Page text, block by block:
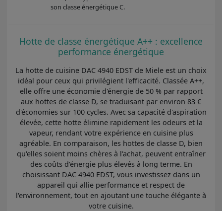
son classe énergétique C.
Hotte de classe énergétique A++ : excellence
performance énergétique
La hotte de cuisine DAC 4940 EDST de Miele est un choix
idéal pour ceux qui privilégient l'efficacité. Classée A++,
elle offre une économie d'énergie de 50 % par rapport
aux hottes de classe D, se traduisant par environ 83 €
d'économies sur 100 cycles. Avec sa capacité d'aspiration
élevée, cette hotte élimine rapidement les odeurs et la
vapeur, rendant votre expérience en cuisine plus
agréable. En comparaison, les hottes de classe D, bien
qu'elles soient moins chères à l'achat, peuvent entraîner
des coûts d'énergie plus élevés à long terme. En
choisissant DAC 4940 EDST, vous investissez dans un
appareil qui allie performance et respect de
l'environnement, tout en ajoutant une touche élégante à
votre cuisine.